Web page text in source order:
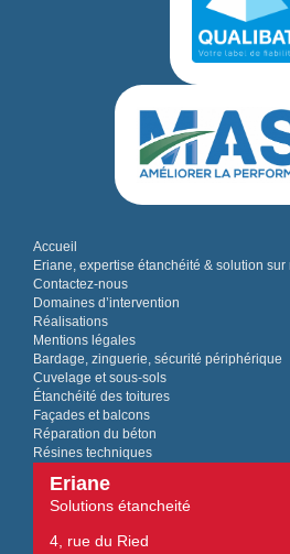
Accueil
Eriane, expertise étanchéité & solution sur
Contactez-nous
Domaines d’intervention
Réalisations
Mentions légales
Bardage, zinguerie, sécurité périphérique
Cuvelage et sous-sols
Étanchéité des toitures
Façades et balcons
Réparation du béton
Résines techniques
Eriane
Solutions étancheité
4, rue du Ried